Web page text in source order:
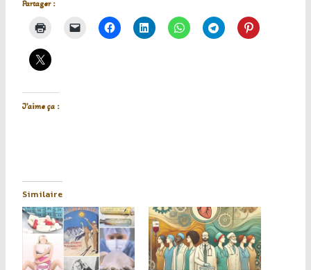
Partager :
J’aime ça :
Similaire